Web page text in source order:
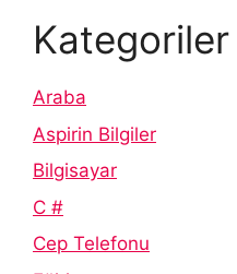
Kategoriler
Araba
Aspirin Bilgiler
Bilgisayar
C #
Cep Telefonu